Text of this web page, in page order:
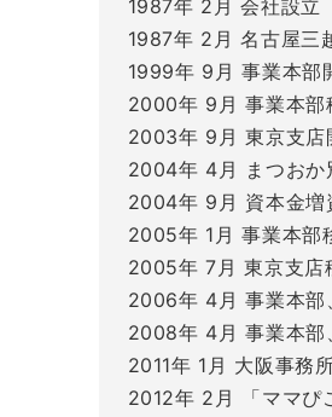
1987年 2月 会社設立
1987年 2月 名古屋三
1999年 9月 事業本部
2000年 9月 事業本部
2003年 9月 東京支店
2004年 4月 まつおか
2004年 9月 資本金増
2005年 1月 事業本部
2005年 7月 東京支店
2006年 4月 事業本部
2008年 4月 事業本部
2011年 1月 大阪事務
2012年 2月 「ママぴ